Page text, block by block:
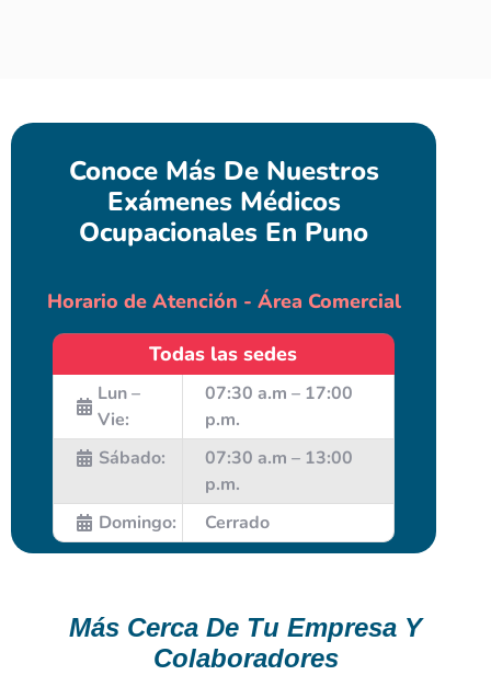
Conoce Más De Nuestros
Exámenes Médicos
Ocupacionales En Puno
Horario de Atención - Área Comercial
Todas las sedes
Lun –
Vie:
07:30 a.m – 17:00
p.m.
Sábado:
07:30 a.m – 13:00
p.m.
Domingo:
Cerrado
Más Cerca De Tu Empresa Y
Colaboradores